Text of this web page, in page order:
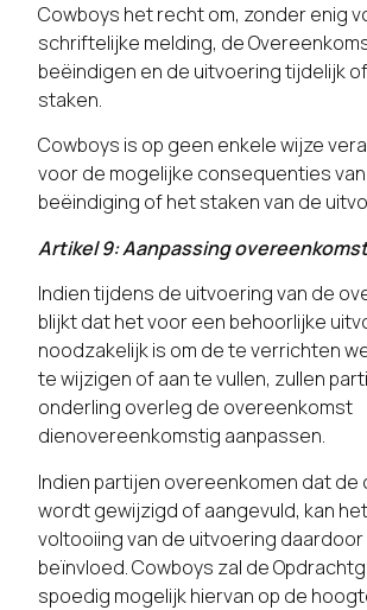
Cowboys het recht om, zonder enig
schriftelijke melding, de
beëindigen en de uitvoering tijdelijk
staken.
Cowboys is op geen enkele wijze
voor de mogelijke consequenties
beëindiging of het staken van de
Artikel 9: Aanpassing overeenkomst
Indien tijdens de uitvoering van de
blijkt dat het voor een behoorlijke
noodzakelijk is om de te verrichten
te wijzigen of aan te vullen, zullen
onderling overleg de overeenkomst
dienovereenkomstig aanpassen.
Indien partijen overeenkomen dat
wordt gewijzigd of aangevuld, kan
voltooiing van de uitvoering
beïnvloed. Cowboys zal de
spoedig mogelijk hiervan op de